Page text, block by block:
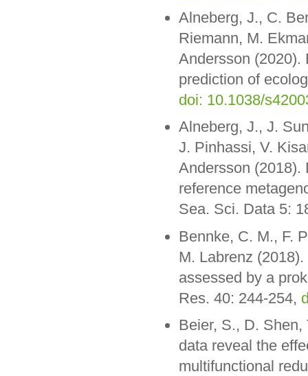
Alneberg, J., C.
Riemann, M.
Andersson (2020).
prediction of
doi: 10.1038/
Alneberg, J., J.
J. Pinhassi, V.
Andersson (2018).
reference
Sea. Sci. Data 5:
Bennke, C. M., F.
M. Labrenz
assessed by a
Res. 40: 244-254,
Beier, S., D.
data reveal the
multifunctional